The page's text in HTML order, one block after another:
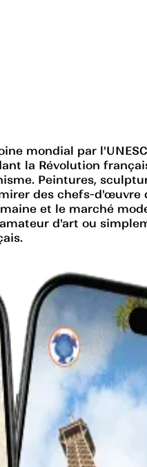
mondial par
la Révolution
Peintures,
des chefs-
et le marché
d'art ou